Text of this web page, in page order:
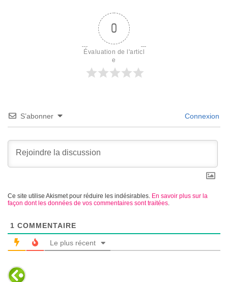
0
Évaluation de l'articl
e
S’abonner Connexion
Ce site utilise Akismet pour réduire les indésirables. En savoir plus sur la
façon dont les données de vos commentaires sont traitées.
1 COMMENTAIRE
Le plus récent